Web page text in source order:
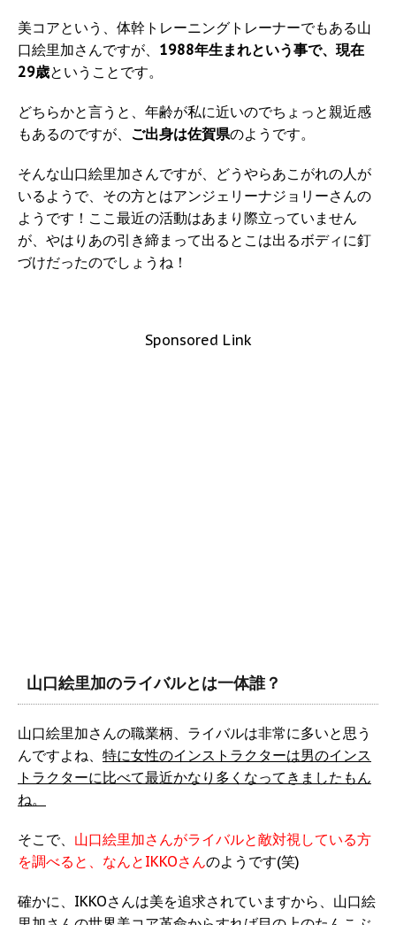
美コアという、体幹トレーニングトレーナーでもある山
口絵里加さんですが、 1988年生まれという事で、現在
29歳ということです。
どちらかと言うと、年齢が私に近いのでちょっと親近感
もあるのですが、 ご出身は佐賀県のようです。
そんな山口絵里加さんですが、どうやらあこがれの人が
いるようで、その方とはアンジェリーナジョリーさんの
ようです！ここ最近の活動はあまり際立っていません
が、やはりあの引き締まって出るとこは出るボディに釘
づけだったのでしょうね！
Sponsored Link
山口絵里加のライバルとは一体誰？
山口絵里加さんの職業柄、ライバルは非常に多いと思う
んですよね、 特に女性のインストラクターは男のインス
トラクターに比べて最近かなり多くなってきましたもん
ね。
そこで、 山口絵里加さんがライバルと敵対視している方
を調べると、なんとIKKOさんのようです(笑)
確かに、IKKOさんは美を追求されていますから、山口絵